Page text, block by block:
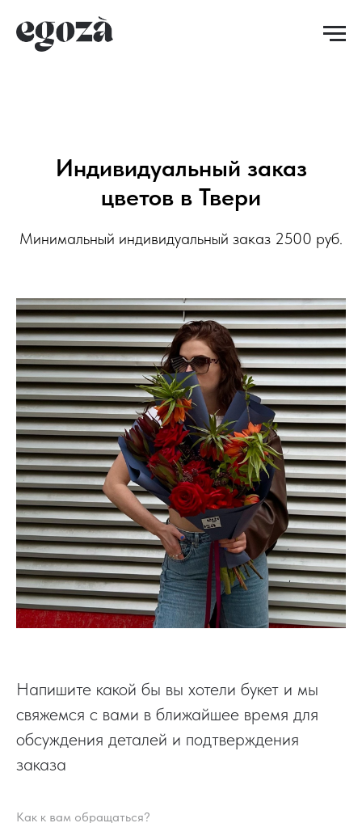
Индивидуальный заказ
цветов в Твери
Минимальный индивидуальный заказ 2500 руб.
Напишите какой бы вы хотели букет и мы
свяжемся с вами в ближайшее время для
обсуждения деталей и подтверждения
заказа